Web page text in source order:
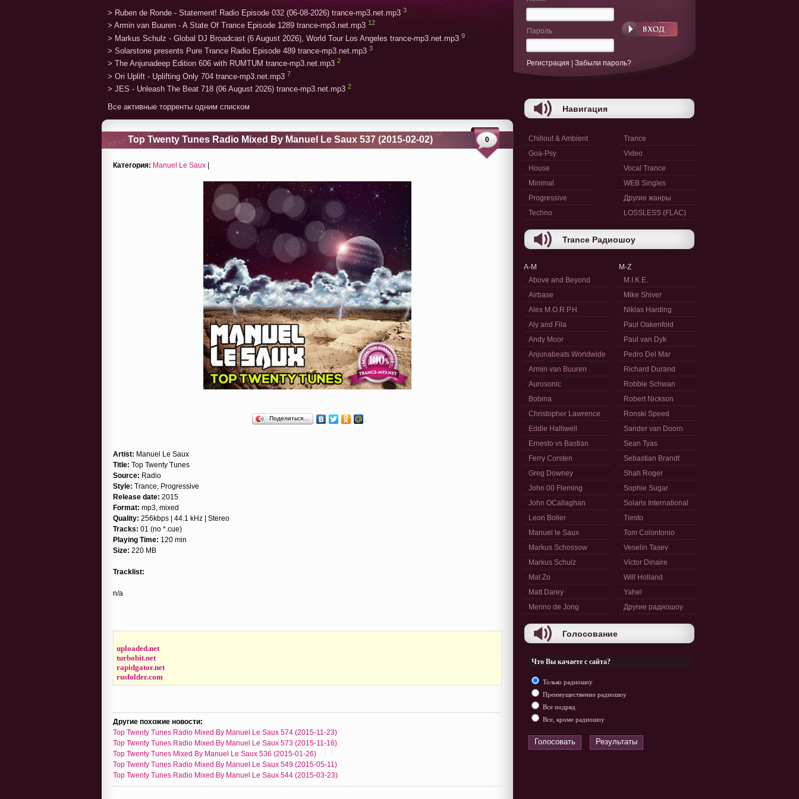
> Ruben de Ronde - Statement! Radio Episode 032 (06-08-2026) trance-mp3.net.mp3 3
> Armin van Buuren - A State Of Trance Episode 1289 trance-mp3.net.mp3 12
> Markus Schulz - Global DJ Broadcast (6 August 2026), World Tour Los Angeles trance-mp3.net.mp3 9
> Solarstone presents Pure Trance Radio Episode 489 trance-mp3.net.mp3 3
> The Anjunadeep Edition 606 with RUMTUM trance-mp3.net.mp3 2
> Ori Uplift - Uplifting Only 704 trance-mp3.net.mp3 7
> JES - Unleash The Beat 718 (06 August 2026) trance-mp3.net.mp3 2
Все активные торренты одним списком
Top Twenty Tunes Radio Mixed By Manuel Le Saux 537 (2015-02-02) 0
Категория: Manuel Le Saux |
Поделиться…
Artist: Manuel Le Saux
Title: Top Twenty Tunes
Source: Radio
Style: Trance, Progressive
Release date: 2015
Format: mp3, mixed
Quality: 256kbps | 44.1 kHz | Stereo
Tracks: 01 (no *.cue)
Playing Time: 120 min
Size: 220 MB
Tracklist:
n/a
uploaded.net
turbobit.net
rapidgator.net
rusfolder.com
Другие похожие новости:
Top Twenty Tunes Radio Mixed By Manuel Le Saux 574 (2015-11-23)
Top Twenty Tunes Radio Mixed By Manuel Le Saux 573 (2015-11-16)
Top Twenty Tunes Mixed By Manuel Le Saux 536 (2015-01-26)
Top Twenty Tunes Radio Mixed By Manuel Le Saux 549 (2015-05-11)
Top Twenty Tunes Radio Mixed By Manuel Le Saux 544 (2015-03-23)
Пароль
Регистрация Забыли пароль?
Навигация
Chillout & Ambient
Goa-Psy
House
Minimal
Progressive
Techno
Trance
Video
Vocal Trance
WEB Singles
Другие жанры
LOSSLESS (FLAC)
Trance Радиошоу
A-M
Above and Beyond
Airbase
Alex M.O.R.P.H.
Aly and Fila
Andy Moor
Anjunabeats Worldwide
Armin van Buuren
Aurosonic
Bobina
Christopher Lawrence
Eddie Halliwell
Ernesto vs Bastian
Ferry Corsten
Greg Downey
John 00 Fleming
John OCallaghan
Leon Bolier
Manuel le Saux
Markus Schossow
Markus Schulz
Mat Zo
Matt Darey
Menno de Jong
M-Z
M.I.K.E.
Mike Shiver
Niklas Harding
Paul Oakenfold
Paul van Dyk
Pedro Del Mar
Richard Durand
Robbie Schwan
Robert Nickson
Ronski Speed
Sander van Doorn
Sean Tyas
Sebastian Brandt
Shah Roger
Sophie Sugar
Solaris International
Tiesto
Tom Colontonio
Veselin Tasev
Victor Dinaire
Will Holland
Yahel
Другие радиошоу
Голосование
Что Вы качаете с сайта?
Только радиошоу
Преимущественно радиошоу
Все подряд
Все, кроме радиошоу
Голосовать Результаты